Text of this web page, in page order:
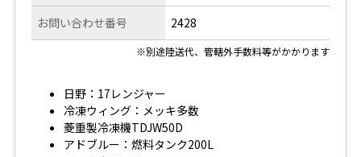
お問い合わせ番号 2428
※別途陸送代、管轄外手数料等がかかります
日野：17レンジャー
冷凍ウィング：メッキ多数
菱重製冷凍機TDJW50D
アドブルー：燃料タンク200L